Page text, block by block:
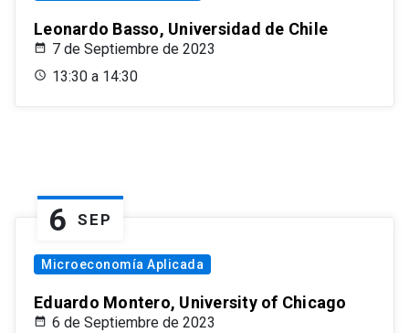
Leonardo Basso, Universidad de Chile
7 de Septiembre de 2023
13:30 a 14:30
6 SEP
Microeconomía Aplicada
Eduardo Montero, University of Chicago
6 de Septiembre de 2023